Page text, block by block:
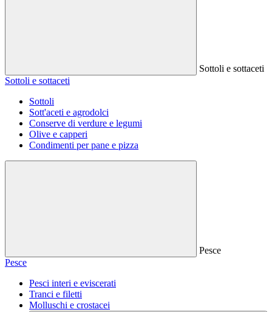
Sottoli e sottaceti
Sottoli e sottaceti
Sottoli
Sott'aceti e agrodolci
Conserve di verdure e legumi
Olive e capperi
Condimenti per pane e pizza
Pesce
Pesce
Pesci interi e eviscerati
Tranci e filetti
Molluschi e crostacei